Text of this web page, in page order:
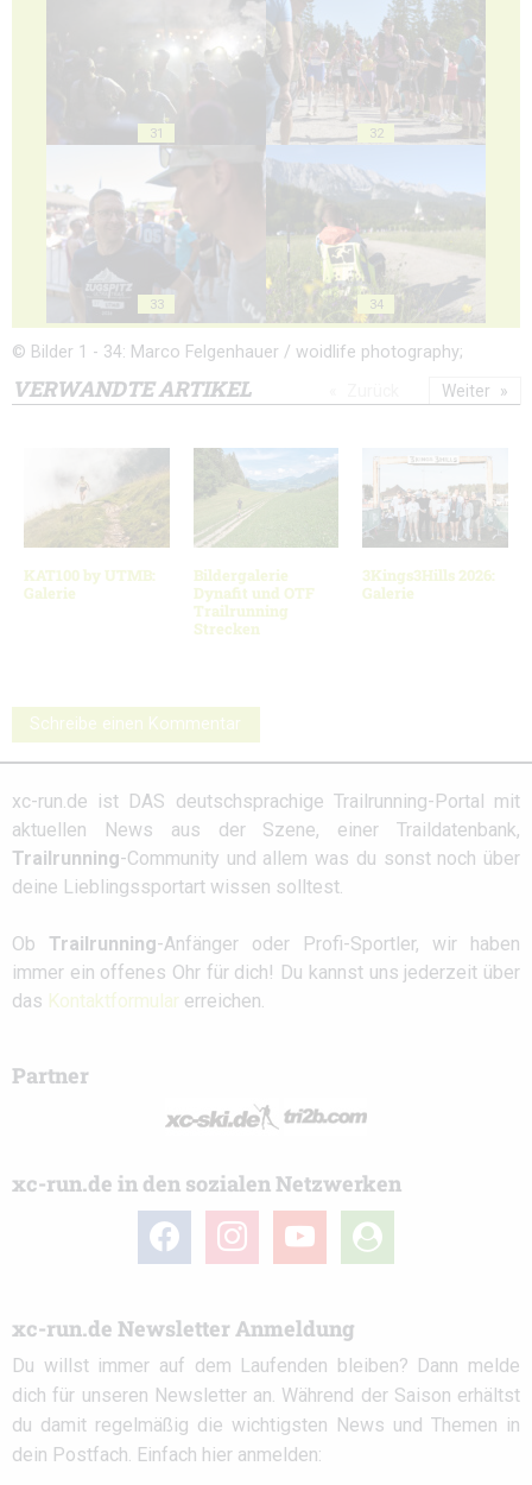
31 32
33 34
© Bilder 1 - 34: Marco Felgenhauer / woidlife photography;
VERWANDTE ARTIKEL
KAT100 by UTMB:
Galerie
Bildergalerie
Dynafit und OTF
Trailrunning
Strecken
3Kings3Hills 2026:
Galerie
Weiter
Schreibe einen Kommentar
xc-run.de ist DAS deutschsprachige Trailrunning-Portal mit
aktuellen News aus der Szene, einer Traildatenbank,
Trailrunning-Community und allem was du sonst noch über
deine Lieblingssportart wissen solltest.
Ob Trailrunning-Anfänger oder Profi-Sportler, wir haben
immer ein offenes Ohr für dich! Du kannst uns jederzeit über
das Kontaktformular erreichen.
Partner
xc-run.de in den sozialen Netzwerken
facebook instagramyoutube
user-
circle
xc-run.de Newsletter Anmeldung
Du willst immer auf dem Laufenden bleiben? Dann melde
dich für unseren Newsletter an. Während der Saison erhältst
du damit regelmäßig die wichtigsten News und Themen in
dein Postfach. Einfach hier anmelden: